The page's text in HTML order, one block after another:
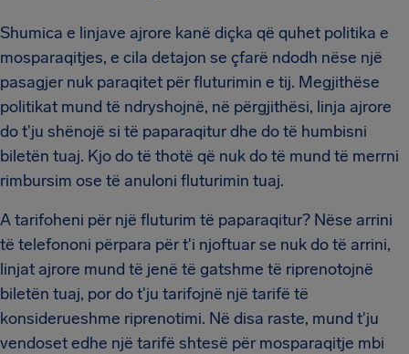
Shumica e linjave ajrore kanë diçka që quhet politika e
mosparaqitjes, e cila detajon se çfarë ndodh nëse një
pasagjer nuk paraqitet për fluturimin e tij. Megjithëse
politikat mund të ndryshojnë, në përgjithësi, linja ajrore
do t'ju shënojë si të paparaqitur dhe do të humbisni
biletën tuaj. Kjo do të thotë që nuk do të mund të merrni
rimbursim ose të anuloni fluturimin tuaj.
A tarifoheni për një fluturim të paparaqitur? Nëse arrini
të telefononi përpara për t'i njoftuar se nuk do të arrini,
linjat ajrore mund të jenë të gatshme të riprenotojnë
biletën tuaj, por do t'ju tarifojnë një tarifë të
konsiderueshme riprenotimi. Në disa raste, mund t'ju
vendoset edhe një tarifë shtesë për mosparaqitje mbi